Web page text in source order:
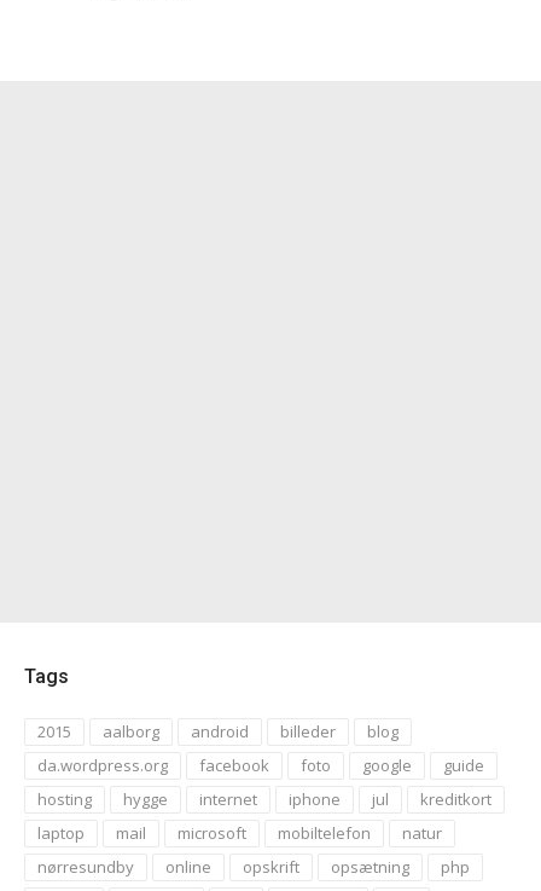
Tags
2015 aalborg android billeder
blog
da.wordpress.org
facebook foto google
guide
hosting
hygge internet iphone jul
kreditkort
laptop
mail microsoft mobiltelefon
natur
nørresundby
online opskrift opsætning
php